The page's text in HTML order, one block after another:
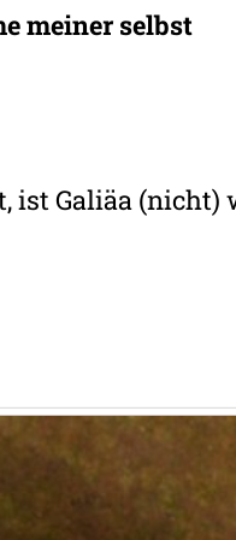
meiner selbst
ist Galiäa (nicht)